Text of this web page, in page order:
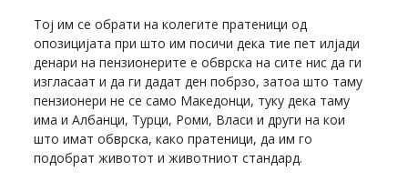
Тој им се обрати на колегите пратеници од
опозицијата при што им посичи дека тие пет илјади
денари на пензионерите е обврска на сите нис да ги
изгласаат и да ги дадат ден побрзо, затоа што таму
пензионери не се само Македонци, туку дека таму
има и Албанци, Турци, Роми, Власи и други на кои
што имат обврска, како пратеници, да им го
подобрат животот и животниот стандард.